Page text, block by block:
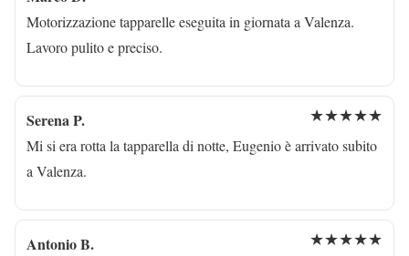
Motorizzazione tapparelle eseguita in giornata a Valenza.
Lavoro pulito e preciso.
Serena P. ★★★★★
Mi si era rotta la tapparella di notte, Eugenio è arrivato subito
a Valenza.
Antonio B. ★★★★★